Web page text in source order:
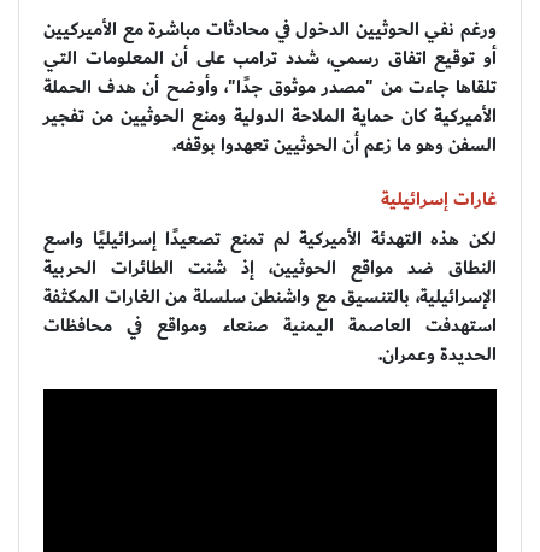
ورغم نفي الحوثيين الدخول في محادثات مباشرة مع الأميركيين
أو توقيع اتفاق رسمي، شدد ترامب على أن المعلومات التي
تلقاها جاءت من "مصدر موثوق جدًا"، وأوضح أن هدف الحملة
الأميركية كان حماية الملاحة الدولية ومنع الحوثيين من تفجير
السفن وهو ما زعم أن الحوثيين تعهدوا بوقفه.
غارات إسرائيلية
لكن هذه التهدئة الأميركية لم تمنع تصعيدًا إسرائيليًا واسع
النطاق ضد مواقع الحوثيين، إذ شنت الطائرات الحربية
الإسرائيلية، بالتنسيق مع واشنطن سلسلة من الغارات المكثفة
استهدفت العاصمة اليمنية صنعاء ومواقع في محافظات
الحديدة وعمران.